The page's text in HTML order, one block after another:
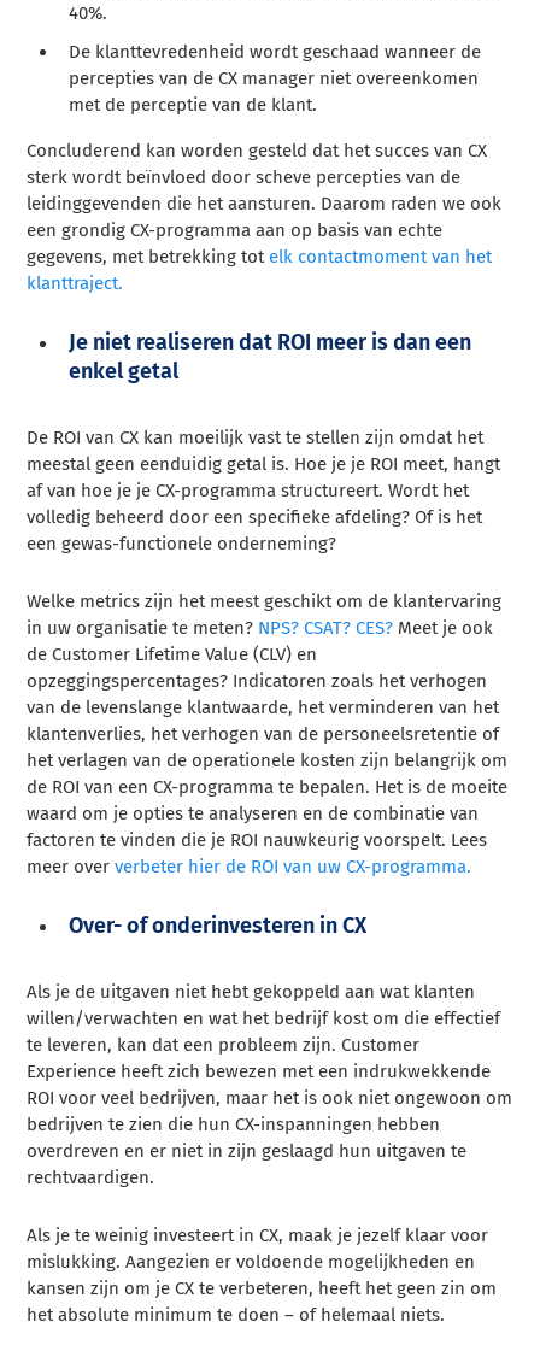
40%.
De klanttevredenheid wordt geschaad wanneer de
percepties van de CX manager niet overeenkomen
met de perceptie van de klant.
Concluderend kan worden gesteld dat het succes van CX
sterk wordt beïnvloed door scheve percepties van de
leidinggevenden die het aansturen. Daarom raden we ook
een grondig CX-programma aan op basis van echte
gegevens, met betrekking tot elk contactmoment van het
klanttraject.
Je niet realiseren dat ROI meer is dan een
enkel getal
De ROI van CX kan moeilijk vast te stellen zijn omdat het
meestal geen eenduidig getal is. Hoe je je ROI meet, hangt
af van hoe je je CX-programma structureert. Wordt het
volledig beheerd door een specifieke afdeling? Of is het
een gewas-functionele onderneming?
Welke metrics zijn het meest geschikt om de klantervaring
in uw organisatie te meten? NPS? CSAT? CES? Meet je ook
de Customer Lifetime Value (CLV) en
opzeggingspercentages? Indicatoren zoals het verhogen
van de levenslange klantwaarde, het verminderen van het
klantenverlies, het verhogen van de personeelsretentie of
het verlagen van de operationele kosten zijn belangrijk om
de ROI van een CX-programma te bepalen. Het is de moeite
waard om je opties te analyseren en de combinatie van
factoren te vinden die je ROI nauwkeurig voorspelt. Lees
meer over verbeter hier de ROI van uw CX-programma.
Over- of onderinvesteren in CX
Als je de uitgaven niet hebt gekoppeld aan wat klanten
willen/verwachten en wat het bedrijf kost om die effectief
te leveren, kan dat een probleem zijn. Customer
Experience heeft zich bewezen met een indrukwekkende
ROI voor veel bedrijven, maar het is ook niet ongewoon om
bedrijven te zien die hun CX-inspanningen hebben
overdreven en er niet in zijn geslaagd hun uitgaven te
rechtvaardigen.
Als je te weinig investeert in CX, maak je jezelf klaar voor
mislukking. Aangezien er voldoende mogelijkheden en
kansen zijn om je CX te verbeteren, heeft het geen zin om
het absolute minimum te doen – of helemaal niets.